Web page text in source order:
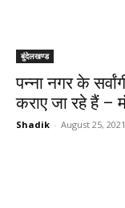
बुंदेलखण्ड
पन्ना नगर के
कराए जा रहे हैं –
Shadik - August 25, 2021